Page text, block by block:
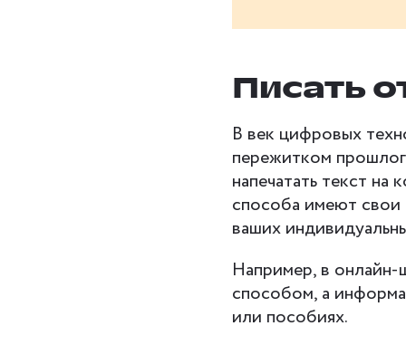
Писать
В век цифровых
пережитком
напечатать текст
способа имеют свои
ваших
Например, в
способом, а
или пособиях.